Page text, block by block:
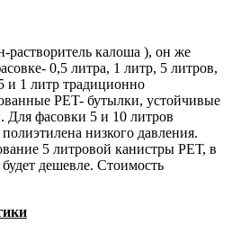
растворитель калоша ), он же
0,5 литра, 1 литр, 5 литров,
и 1 литр традиционно
PET- бутылки, устойчивые
Для фасовки 5 и 10 литров
низкого давления.
5 литровой канистры РЕТ, в
дешевле. Стоимость